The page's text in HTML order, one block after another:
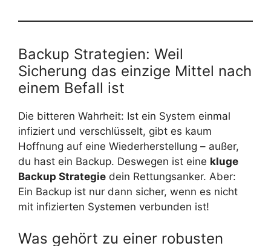
Backup Strategien: Weil
Sicherung das einzige Mittel nach
einem Befall ist
Die bitteren Wahrheit: Ist ein System einmal
infiziert und verschlüsselt, gibt es kaum
Hoffnung auf eine Wiederherstellung – außer,
du hast ein Backup. Deswegen ist eine kluge
Backup Strategie dein Rettungsanker. Aber:
Ein Backup ist nur dann sicher, wenn es nicht
mit infizierten Systemen verbunden ist!
Was gehört zu einer robusten